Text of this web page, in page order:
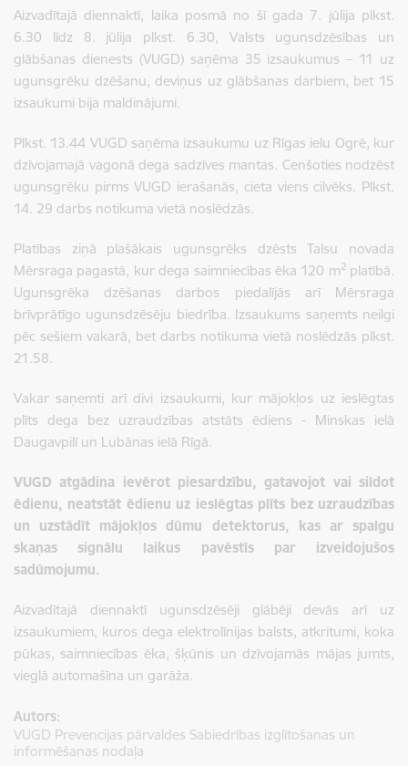
Aizvadītajā diennaktī, laika posmā no šī gada 7. jūlija plkst.
6.30 līdz 8. jūlija plkst. 6.30, Valsts ugunsdzēsības un
glābšanas dienests (VUGD) saņēma 35 izsaukumus – 11 uz
ugunsgrēku dzēšanu, deviņus uz glābšanas darbiem, bet 15
izsaukumi bija maldinājumi.
Plkst. 13.44 VUGD saņēma izsaukumu uz Rīgas ielu Ogrē, kur
dzīvojamajā vagonā dega sadzīves mantas. Cenšoties nodzēst
ugunsgrēku pirms VUGD ierašanās, cieta viens cilvēks. Plkst.
14. 29 darbs notikuma vietā noslēdzās.
Platības ziņā plašākais ugunsgrēks dzēsts Talsu novada
Mērsraga pagastā, kur dega saimniecības ēka 120 m2platībā.
Ugunsgrēka dzēšanas darbos piedalījās arī Mērsraga
brīvprātīgo ugunsdzēsēju biedrība. Izsaukums saņemts neilgi
pēc sešiem vakarā, bet darbs notikuma vietā noslēdzās plkst.
21.58.
Vakar saņemti arī divi izsaukumi, kur mājokļos uz ieslēgtas
plīts dega bez uzraudzības atstāts ēdiens - Minskas ielā
Daugavpilī un Lubānas ielā Rīgā.
VUGD atgādina ievērot piesardzību, gatavojot vai sildot
ēdienu, neatstāt ēdienu uz ieslēgtas plīts bez uzraudzības
un uzstādīt mājokļos dūmu detektorus, kas ar spalgu
skaņas signālu laikus pavēstīs par izveidojušos
sadūmojumu.
Aizvadītajā diennaktī ugunsdzēsēji glābēji devās arī uz
izsaukumiem, kuros dega elektrolīnijas balsts, atkritumi, koka
pūkas, saimniecības ēka, šķūnis un dzīvojamās mājas jumts,
vieglā automašīna un garāža.
Autors:
VUGD Prevencijas pārvaldes Sabiedrības izglītošanas un
informēšanas nodaļa